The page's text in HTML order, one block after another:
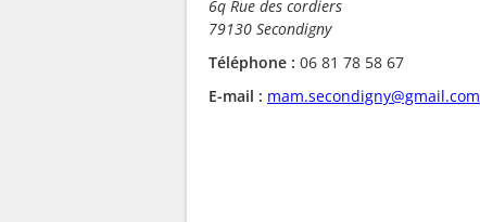
6q Rue des cordiers
79130 Secondigny
Téléphone : 06 81 78 58 67
E-mail : mam.secondigny@gmail.com